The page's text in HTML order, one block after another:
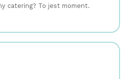
catering? To jest moment.